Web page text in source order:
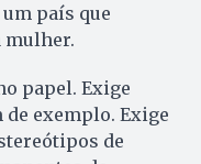
país que
mulher.
papel. Exige
exemplo. Exige
de